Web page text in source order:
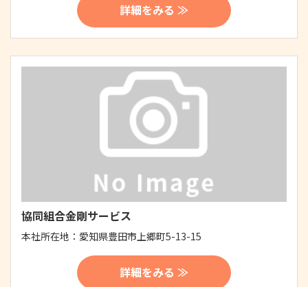
詳細をみる ≫
協同組合金剛サービス
本社所在地： 愛知県豊田市上郷町5-13-15
詳細をみる ≫